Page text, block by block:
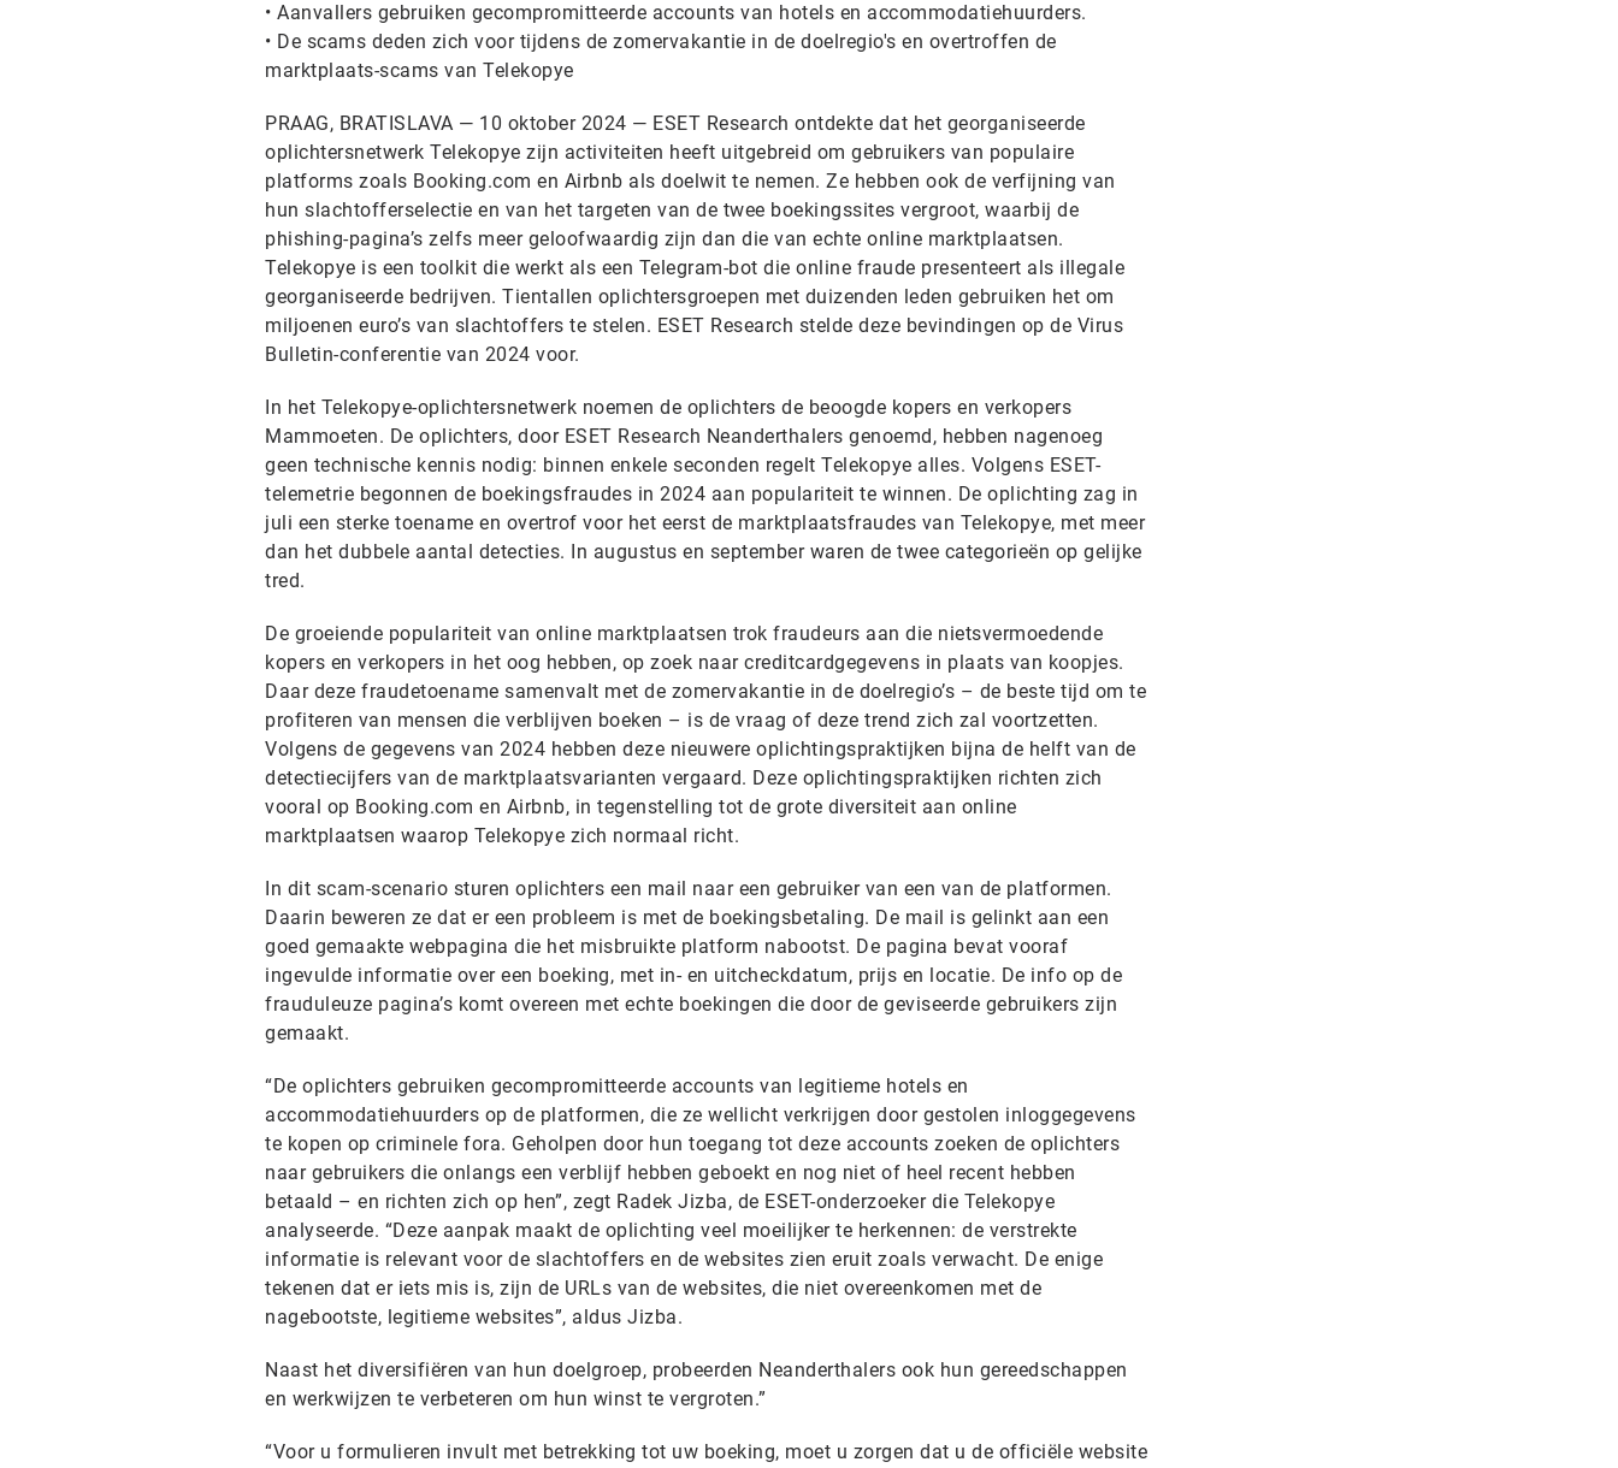
• Aanvallers gebruiken gecompromitteerde accounts van hotels en accommodatiehuurders.
• De scams deden zich voor tijdens de zomervakantie in de doelregio's en overtroffen de
marktplaats-scams van Telekopye
PRAAG, BRATISLAVA — 10 oktober 2024 — ESET Research ontdekte dat het georganiseerde
oplichtersnetwerk Telekopye zijn activiteiten heeft uitgebreid om gebruikers van populaire
platforms zoals Booking.com en Airbnb als doelwit te nemen. Ze hebben ook de verfijning van
hun slachtofferselectie en van het targeten van de twee boekingssites vergroot, waarbij de
phishing-pagina’s zelfs meer geloofwaardig zijn dan die van echte online marktplaatsen.
Telekopye is een toolkit die werkt als een Telegram-bot die online fraude presenteert als illegale
georganiseerde bedrijven. Tientallen oplichtersgroepen met duizenden leden gebruiken het om
miljoenen euro’s van slachtoffers te stelen. ESET Research stelde deze bevindingen op de Virus
Bulletin-conferentie van 2024 voor.
In het Telekopye-oplichtersnetwerk noemen de oplichters de beoogde kopers en verkopers
Mammoeten. De oplichters, door ESET Research Neanderthalers genoemd, hebben nagenoeg
geen technische kennis nodig: binnen enkele seconden regelt Telekopye alles. Volgens ESET-
telemetrie begonnen de boekingsfraudes in 2024 aan populariteit te winnen. De oplichting zag in
juli een sterke toename en overtrof voor het eerst de marktplaatsfraudes van Telekopye, met meer
dan het dubbele aantal detecties. In augustus en september waren de twee categorieën op gelijke
tred.
De groeiende populariteit van online marktplaatsen trok fraudeurs aan die nietsvermoedende
kopers en verkopers in het oog hebben, op zoek naar creditcardgegevens in plaats van koopjes.
Daar deze fraudetoename samenvalt met de zomervakantie in de doelregio’s – de beste tijd om te
profiteren van mensen die verblijven boeken – is de vraag of deze trend zich zal voortzetten.
Volgens de gegevens van 2024 hebben deze nieuwere oplichtingspraktijken bijna de helft van de
detectiecijfers van de marktplaatsvarianten vergaard. Deze oplichtingspraktijken richten zich
vooral op Booking.com en Airbnb, in tegenstelling tot de grote diversiteit aan online
marktplaatsen waarop Telekopye zich normaal richt.
In dit scam-scenario sturen oplichters een mail naar een gebruiker van een van de platformen.
Daarin beweren ze dat er een probleem is met de boekingsbetaling. De mail is gelinkt aan een
goed gemaakte webpagina die het misbruikte platform nabootst. De pagina bevat vooraf
ingevulde informatie over een boeking, met in- en uitcheckdatum, prijs en locatie. De info op de
frauduleuze pagina’s komt overeen met echte boekingen die door de geviseerde gebruikers zijn
gemaakt.
“De oplichters gebruiken gecompromitteerde accounts van legitieme hotels en
accommodatiehuurders op de platformen, die ze wellicht verkrijgen door gestolen inloggegevens
te kopen op criminele fora. Geholpen door hun toegang tot deze accounts zoeken de oplichters
naar gebruikers die onlangs een verblijf hebben geboekt en nog niet of heel recent hebben
betaald – en richten zich op hen”, zegt Radek Jizba, de ESET-onderzoeker die Telekopye
analyseerde. “Deze aanpak maakt de oplichting veel moeilijker te herkennen: de verstrekte
informatie is relevant voor de slachtoffers en de websites zien eruit zoals verwacht. De enige
tekenen dat er iets mis is, zijn de URLs van de websites, die niet overeenkomen met de
nagebootste, legitieme websites”, aldus Jizba.
Naast het diversifiëren van hun doelgroep, probeerden Neanderthalers ook hun gereedschappen
en werkwijzen te verbeteren om hun winst te vergroten.”
“Voor u formulieren invult met betrekking tot uw boeking, moet u zorgen dat u de officiële website